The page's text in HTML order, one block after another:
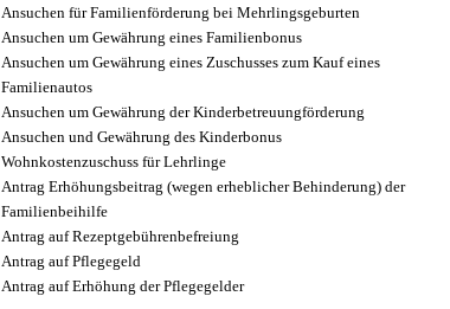
Ansuchen für Familienförderung bei Mehrlingsgeburten
Ansuchen um Gewährung eines Familienbonus
Ansuchen um Gewährung eines Zuschusses zum Kauf eines
Familienautos
Ansuchen um Gewährung der Kinderbetreuungförderung
Ansuchen und Gewährung des Kinderbonus
Wohnkostenzuschuss für Lehrlinge
Antrag Erhöhungsbeitrag (wegen erheblicher Behinderung) der
Familienbeihilfe
Antrag auf Rezeptgebührenbefreiung
Antrag auf Pflegegeld
Antrag auf Erhöhung der Pflegegelder